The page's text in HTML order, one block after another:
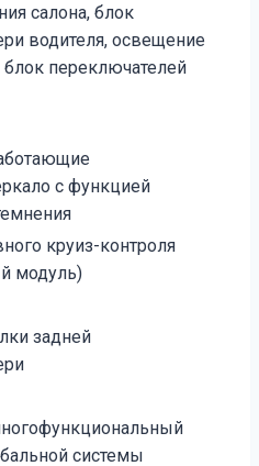
салона, блок
водителя, освещение
блок переключателей
с функцией
круиз-контроля
модуль)
задней
системы